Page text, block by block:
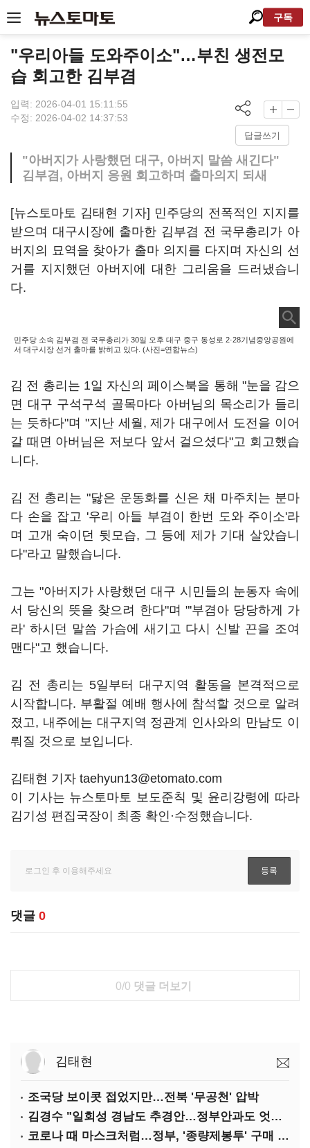
구독
"우리아들 도와주이소"…부친 생전모
습 회고한 김부겸
입력: 2026-04-01 15:11:55
수정: 2026-04-02 14:37:53
답글쓰기
"아버지가 사랑했던 대구, 아버지 말씀 새긴다"
김부겸, 아버지 응원 회고하며 출마의지 되새
[뉴스토마토 김태현 기자] 민주당의 전폭적인 지지를
받으며 대구시장에 출마한 김부겸 전 국무총리가 아
버지의 묘역을 찾아가 출마 의지를 다지며 자신의 선
거를 지지했던 아버지에 대한 그리움을 드러냈습니
다.
민주당 소속 김부겸 전 국무총리가 30일 오후 대구 중구 동성로 2·28기념중앙공원에
서 대구시장 선거 출마를 밝히고 있다. (사진=연합뉴스)
김 전 총리는 1일 자신의 페이스북을 통해 "눈을 감으
면 대구 구석구석 골목마다 아버님의 목소리가 들리
는 듯하다"며 "지난 세월, 제가 대구에서 도전을 이어
갈 때면 아버님은 저보다 앞서 걸으셨다"고 회고했습
니다.
김 전 총리는 "닳은 운동화를 신은 채 마주치는 분마
다 손을 잡고 '우리 아들 부겸이 한번 도와 주이소'라
며 고개 숙이던 뒷모습, 그 등에 제가 기대 살았습니
다"라고 말했습니다.
그는 "아버지가 사랑했던 대구 시민들의 눈동자 속에
서 당신의 뜻을 찾으려 한다"며 "'부겸아 당당하게 가
라' 하시던 말씀 가슴에 새기고 다시 신발 끈을 조여
맨다"고 했습니다.
김 전 총리는 5일부터 대구지역 활동을 본격적으로
시작합니다. 부활절 예배 행사에 참석할 것으로 알려
졌고, 내주에는 대구지역 정관계 인사와의 만남도 이
뤄질 것으로 보입니다.
김태현 기자 taehyun13@etomato.com
이 기사는 뉴스토마토 보도준칙 및 윤리강령에 따라
김기성 편집국장이 최종 확인·수정했습니다.
댓글 0
0/0 댓글 더보기
김태현
조국당 보이콧 접었지만…전북 '무공천' 압박
김경수 "일회성 경남도 추경안…정부안과도 엇박자"
코로나 때 마스크처럼…정부, '종량제봉투' 구매 제한